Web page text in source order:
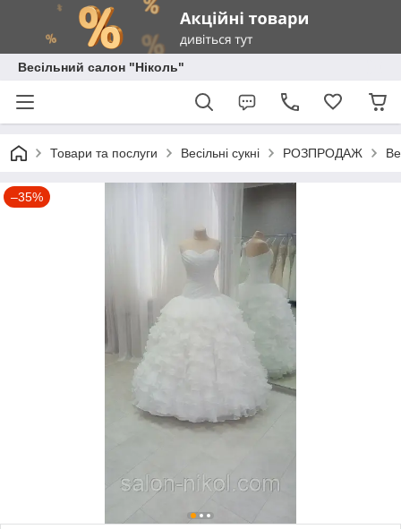
Весільний салон "Ніколь"
Товари та послуги Весільні сукні РОЗПРОДАЖ
–35%